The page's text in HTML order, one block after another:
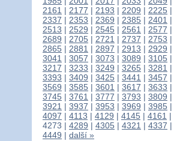
2161 | 2177 | 2193 | 2209 | 2225 |
2337 | 2353 | 2369 | 2385 | 2401 |
2513 | 2529 | 2545 | 2561 | 2577 |
2689 | 2705 | 2721 | 2737 | 2753 |
2865 | 2881 | 2897 | 2913 | 2929 |
3041 | 3057 | 3073 | 3089 | 3105 |
3217 | 3233 | 3249 | 3265 | 3281 |
3393 | 3409 | 3425 | 3441 | 3457 |
3569 | 3585 | 3601 | 3617 | 3633 |
3745 | 3761 | 3777 | 3793 | 3809 |
3921 | 3937 | 3953 | 3969 | 3985 |
4097 | 4113 | 4129 | 4145 | 4161 |
4273 | 4289 | 4305 | 4321 | 4337 |
4449 | další »